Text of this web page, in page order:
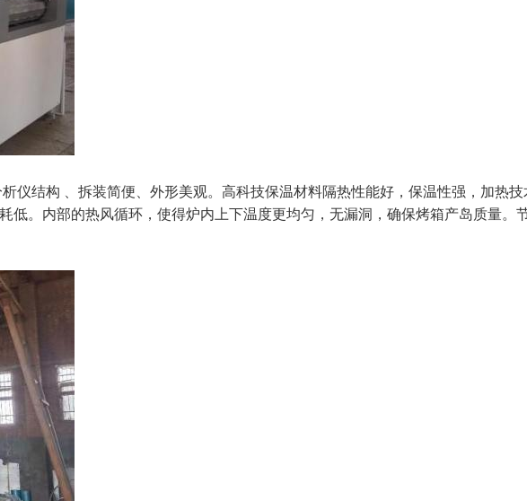
仪结构 、拆装简便、外形美观。高科技保温材料隔热性能好，保温性强，加热
低。内部的热风循环，使得炉内上下温度更均匀，无漏洞，确保烤箱产岛质量。